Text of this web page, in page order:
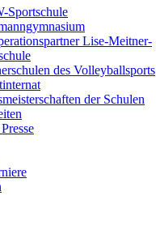
Sportschule
Lise-Meitner-
des Volleyballsports
der Schulen